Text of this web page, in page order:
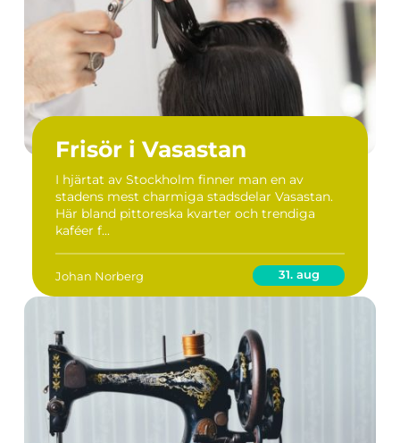
Frisör i Vasastan
I hjärtat av Stockholm finner man en av
stadens mest charmiga stadsdelar Vasastan.
Här bland pittoreska kvarter och trendiga
kaféer f...
Johan Norberg 31. aug